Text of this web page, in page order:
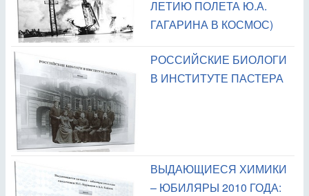
ЛЕТИЮ ПОЛЕТА Ю.А.
ГАГАРИНА В КОСМОС)
РОССИЙСКИЕ БИОЛОГИ
В ИНСТИТУТЕ ПАСТЕРА
ВЫДАЮЩИЕСЯ ХИМИКИ
– ЮБИЛЯРЫ 2010 ГОДА: